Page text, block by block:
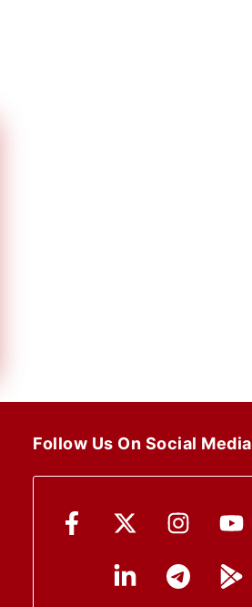
Follow Us On Social Media